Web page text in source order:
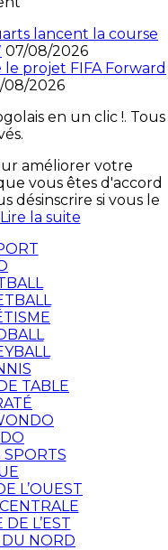
lancent la course
07/08/2026
le projet FIFA Forward
08/2026
en un clic !. Tous
améliorer votre
vous êtes d'accord
désinscrire si vous le
Lire la suite
TABLE
SPORTS
L’OUEST
L’EST
NORD